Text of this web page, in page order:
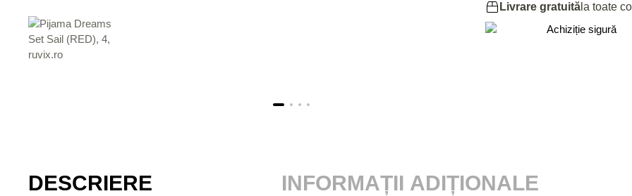
Livrare gratuită la toate
DESCRIERE INFORMAȚII ADIȚIONALE